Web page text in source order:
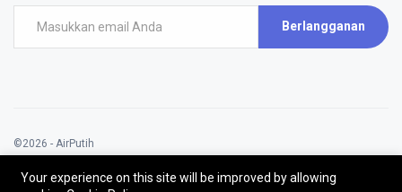
Berlangganan
©2026 - AirPutih
AirPutih | All rights reserved.
Your experience on this site will be improved by allowing